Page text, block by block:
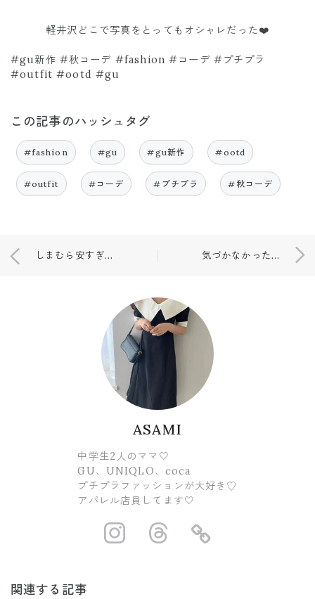
軽井沢どこで写真をとってもオシャレだった❤️
#gu新作 #秋コーデ #fashion #コーデ #プチプラ
#outfit #ootd #gu
この記事のハッシュタグ
#fashion #gu #gu新作 #ootd
#outfit #コーデ #プチプラ #秋コーデ
しまむら安すぎ！！チラシ掲載商品！ 気づかなかった…
ASAMI
中学生2人のママ🤍
GU、UNIQLO、coca
プチプラファッションが大好き♡
アパレル店員してます🤍
https://https://
関連する記事